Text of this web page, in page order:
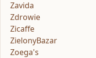
Zavida
Zdrowie
Zicaffe
ZielonyBazar
Zoega's